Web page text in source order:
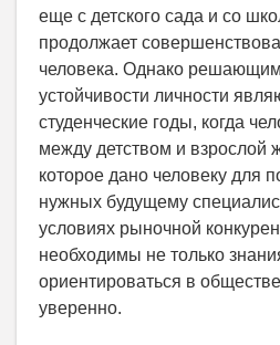
еще с детского сада и со
продолжает
человека. Однако
устойчивости личности
студенческие годы, когда
между детством и взрослой
которое дано человеку для
нужных будущему
условиях рыночной
необходимы не только
ориентироваться в
уверенно.